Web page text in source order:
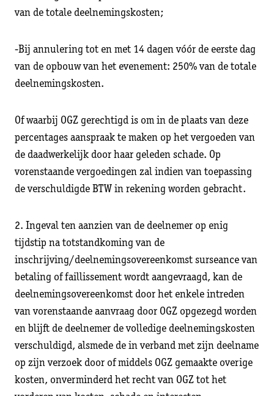
van de totale deelnemingskosten;
-Bij annulering tot en met 14 dagen vóór de eerste dag
van de opbouw van het evenement: 250% van de totale
deelnemingskosten.
Of waarbij OGZ gerechtigd is om in de plaats van deze
percentages aanspraak te maken op het vergoeden van
de daadwerkelijk door haar geleden schade. Op
vorenstaande vergoedingen zal indien van toepassing
de verschuldigde BTW in rekening worden gebracht.
2. Ingeval ten aanzien van de deelnemer op enig
tijdstip na totstandkoming van de
inschrijving/deelnemingsovereenkomst surseance van
betaling of faillissement wordt aangevraagd, kan de
deelnemingsovereenkomst door het enkele intreden
van vorenstaande aanvraag door OGZ opgezegd worden
en blijft de deelnemer de volledige deelnemingskosten
verschuldigd, alsmede de in verband met zijn deelname
op zijn verzoek door of middels OGZ gemaakte overige
kosten, onverminderd het recht van OGZ tot het